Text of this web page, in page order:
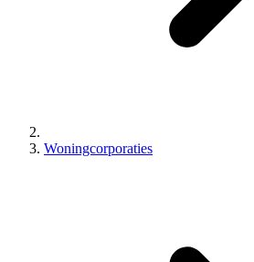
Woningcorporaties